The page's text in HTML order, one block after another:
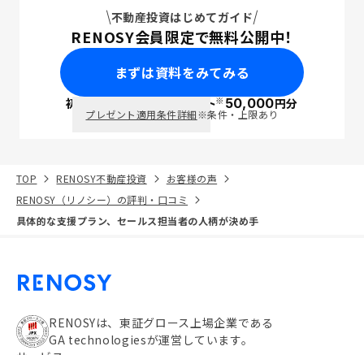
不動産投資はじめてガイド
RENOSY会員限定で無料公開中！
まずは資料をみてみる
初回面談で ポイント※50,000円分
プレゼント適用条件詳細※条件・上限あり
TOP RENOSY不動産投資
お客様の声
RENOSY（リノシー）の評判・口コミ
具体的な支援プラン、セールス担当者の人柄が決め手
RENOSYは、東証グロース上場企業である
GA technologiesが運営しています。